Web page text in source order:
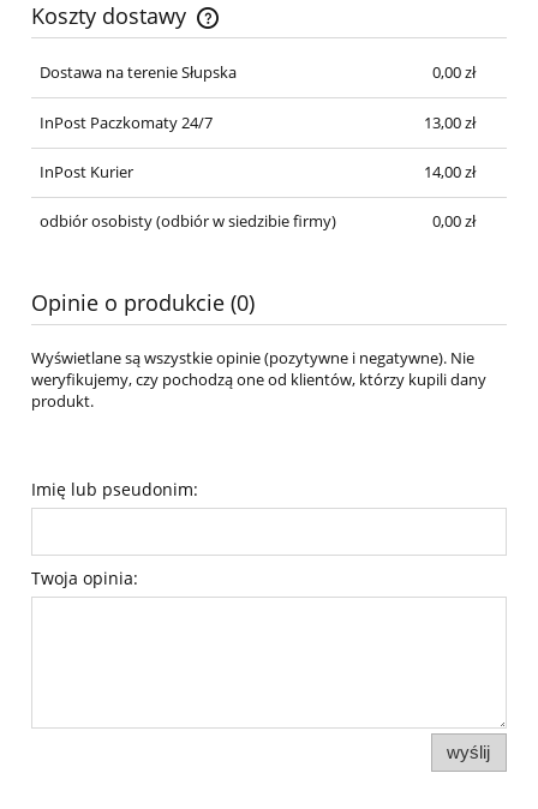
Koszty dostawy
Cena nie zawiera ewentualnych kosztów płatności
Dostawa na terenie Słupska
0,00 zł
InPost Paczkomaty 24/7 13,00 zł
InPost Kurier 14,00 zł
odbiór osobisty(odbiór w siedzibie firmy) 0,00 zł
Opinie o produkcie (0)
Wyświetlane są wszystkie opinie (pozytywne i negatywne). Nie
weryfikujemy, czy pochodzą one od klientów, którzy kupili dany
produkt.
Imię lub pseudonim:
Twoja opinia:
wyślij